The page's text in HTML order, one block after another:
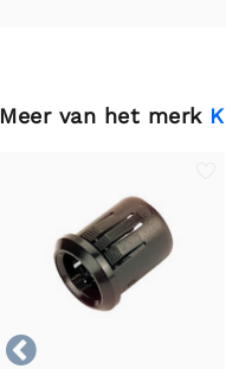
Meer van het merk
